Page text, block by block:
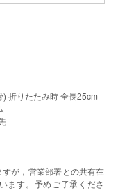
折りたたみ時 全長25cm
が，営業部署との共有在
ます。予めご了承くださ